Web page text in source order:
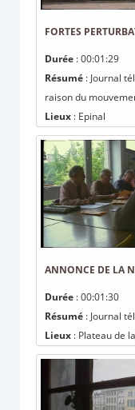
FORTES
Durée : 00:01:29
Résumé : Journal
raison du
Lieux : Epinal
ANNONCE DE LA
Durée : 00:01:30
Résumé : Journal
Lieux : Plateau de